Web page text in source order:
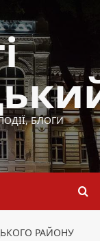
БЛОГИ
РАЙОНУ